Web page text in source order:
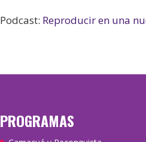
Podcast: Reproducir en una
PROGRAMAS